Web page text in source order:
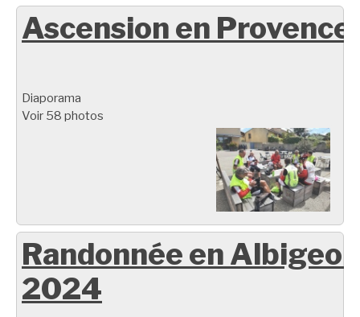
Ascension en Provence
Diaporama
Voir 58 photos
Randonnée en
2024